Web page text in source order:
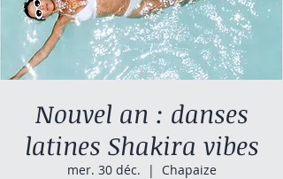
Nouvel an : danses
latines Shakira vibes
mer. 30 déc.
  |
Chapaize